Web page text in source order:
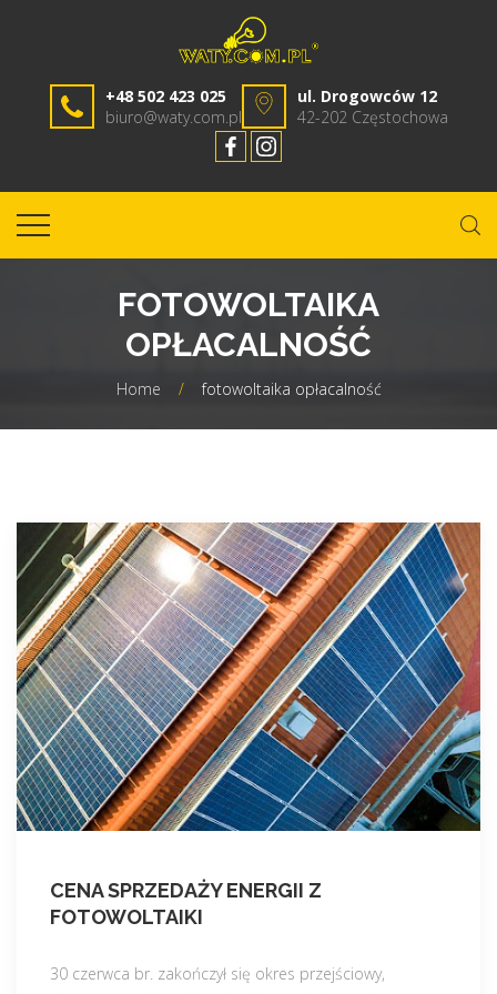
+48 502 423 025
biuro@waty.com.pl
ul. Drogowców 12
42-202 Częstochowa
FOTOWOLTAIKA
OPŁACALNOŚĆ
Home / fotowoltaika opłacalność
CENA SPRZEDAŻY ENERGII Z
FOTOWOLTAIKI
30 czerwca br. zakończył się okres przejściowy,